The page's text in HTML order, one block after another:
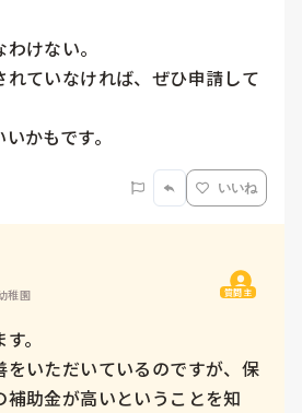
けない。
れていなければ、ぜひ申請して
かもです。
いいね
稚園 質問主
。
をいただいているのですが、保
助金が高いということを知